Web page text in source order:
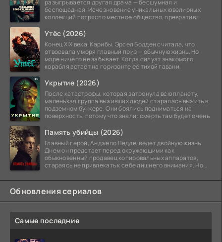
разыгрывается другая драма — бесшумная и
беспощадная. Исчезновение уникальных ювелирных
коллекций потрясло местное общество, превратив
Утёс (2026)
Конец XIX века. Карибы. Эрсел Бодден считала, что
отвоевала у моря главный приз — обычную жизнь. Но
море ничего не забывает. Когда силуэт знакомого
корабля встаёт на горизонте её тихой гавани,
Укрытие (2026)
После катастрофы, которая затронула всю планету,
маленькая группа выживших людей старалась выжить в
подземном бункере. Они боялись подниматься на
поверхность, потому что знали: смерть там будет очень
Память убийцы (2026)
Главный герой, Анджело Ледде, ведет двойную жизнь.
Днем он предстает перед окружающими как
обыкновенный продавец копировальных аппаратов,
стараясь не привлекать к себе лишнего внимания. Но
Обновления сериалов
Самые последние